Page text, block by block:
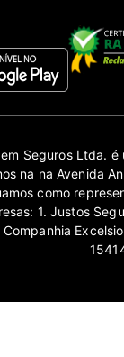
Seguros Ltda.
na na Avenida
como
1. Justos